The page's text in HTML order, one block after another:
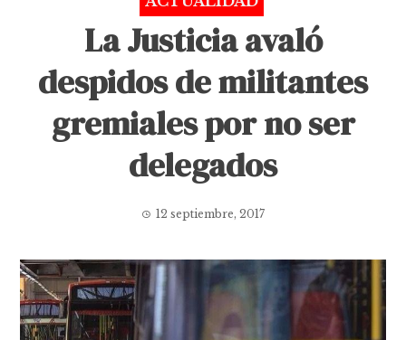
La Justicia avaló
despidos de militantes
gremiales por no ser
delegados
12 septiembre, 2017